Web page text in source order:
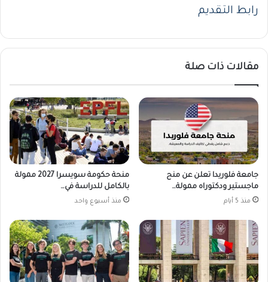
رابط التقديم
مقالات ذات صلة
جامعة فلوريدا تعلن عن منح
ماجستير ودكتوراه ممولة…
منذ 5 أيام
منحة حكومة سويسرا 2027 ممولة
بالكامل للدراسة في…
منذ أسبوع واحد